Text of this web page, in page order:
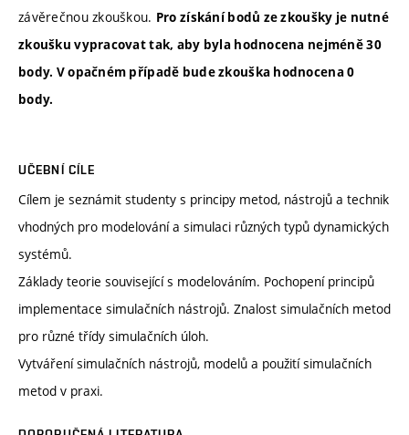
závěrečnou zkouškou. Pro získání bodů ze zkoušky je nutné
zkoušku vypracovat tak, aby byla hodnocena nejméně 30
body. V opačném případě bude zkouška hodnocena 0
body.
UČEBNÍ CÍLE
Cílem je seznámit studenty s principy metod, nástrojů a technik
vhodných pro modelování a simulaci různých typů dynamických
systémů.
Základy teorie související s modelováním. Pochopení principů
implementace simulačních nástrojů. Znalost simulačních metod
pro různé třídy simulačních úloh.
Vytváření simulačních nástrojů, modelů a použití simulačních
metod v praxi.